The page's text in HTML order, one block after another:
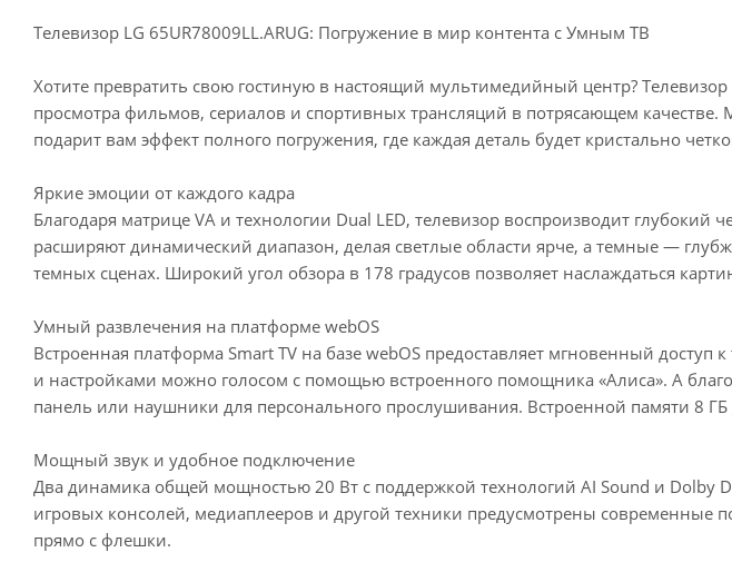
Телевизор LG 65UR78009LL.ARUG: Погружение в мир контента с Умным ТВ
Хотите превратить свою гостиную в настоящий мультимедийный центр?
просмотра фильмов, сериалов и спортивных трансляций в потрясающем
подарит вам эффект полного погружения, где каждая деталь будет кристально
Яркие эмоции от каждого кадра
Благодаря матрице VA и технологии Dual LED, телевизор воспроизводит
расширяют динамический диапазон, делая светлые области ярче, а темные —
темных сценах. Широкий угол обзора в 178 градусов позволяет наслаждаться
Умный развлечения на платформе webOS
Встроенная платформа Smart TV на базе webOS предоставляет мгновенный
и настройками можно голосом с помощью встроенного помощника «Алиса». А
панель или наушники для персонального прослушивания. Встроенной памяти 8
Мощный звук и удобное подключение
Два динамика общей мощностью 20 Вт с поддержкой технологий AI Sound и Dolby
игровых консолей, медиаплееров и другой техники предусмотрены современные
прямо с флешки.